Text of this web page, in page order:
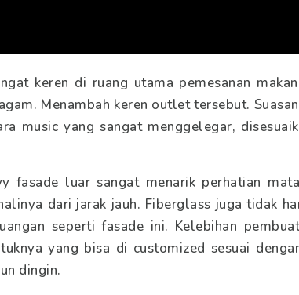
keren di ruang utama pemesanan
Menambah keren outlet tersebut.
music yang sangat menggelegar,
fasade luar sangat menarik perhatian
dari jarak jauh. Fiberglass juga tidak
seperti fasade ini. Kelebihan
yang bisa di customized sesuai
dingin.